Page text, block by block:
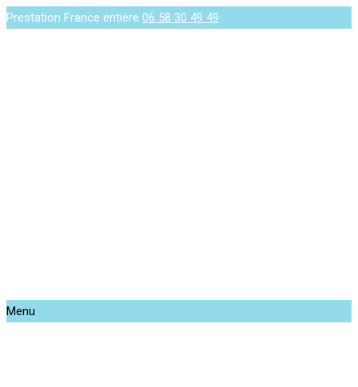
Prestation France entière 06 58 30 49 49
Menu